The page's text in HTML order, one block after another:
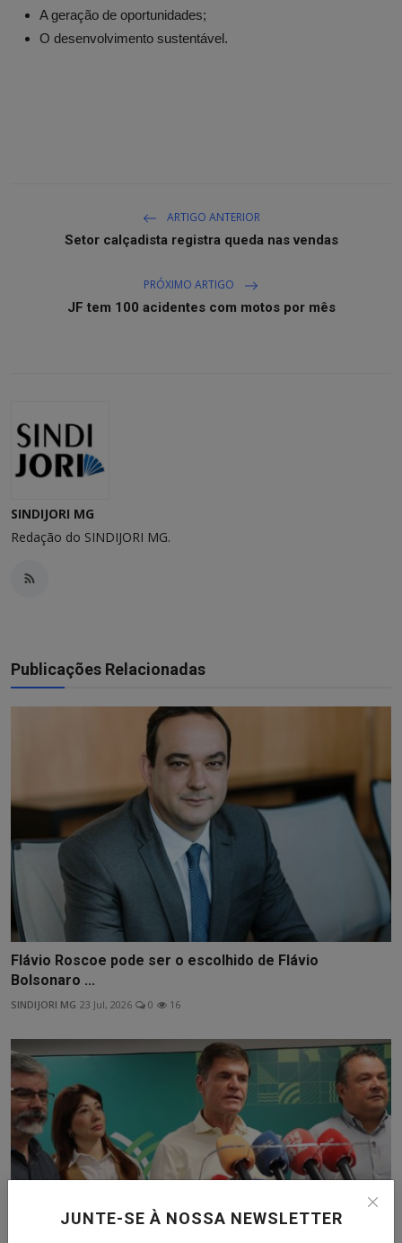
JUNTE-SE À NOSSA NEWSLETTER
A geração de oportunidades;
O desenvolvimento sustentável.
ARTIGO ANTERIOR
Setor calçadista registra queda nas vendas
PRÓXIMO ARTIGO
JF tem 100 acidentes com motos por mês
SINDIJORI MG
Redação do SINDIJORI MG.
Publicações Relacionadas
Flávio Roscoe pode ser o escolhido de Flávio
Bolsonaro ...
SINDIJORI MG 23 Jul, 2026 0 16